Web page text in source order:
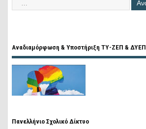
Αναδιαμόρφωση & Υποστήριξη ΤΥ-ΖΕΠ & ΔΥΕΠ
Πανελλήνιο Σχολικό Δίκτυο